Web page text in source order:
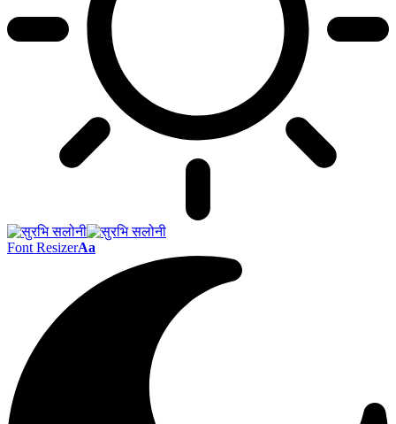
Font ResizerAa